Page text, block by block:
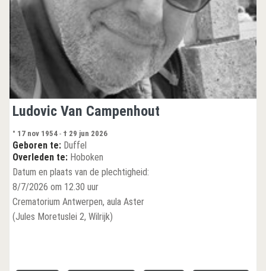
Ludovic Van Campenhout
° 17 nov 1954 - † 29 jun 2026
Geboren te: Duffel
Overleden te: Hoboken
Datum en plaats van de plechtigheid:
8/7/2026 om 12.30 uur
Crematorium Antwerpen, aula Aster
(Jules Moretuslei 2, Wilrijk)